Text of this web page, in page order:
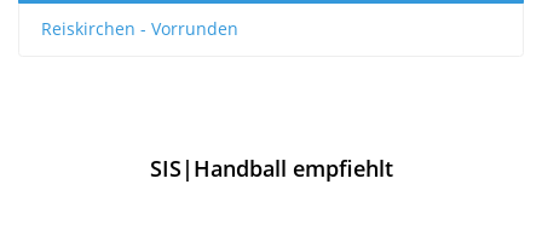
Reiskirchen - Vorrunden
SIS|Handball empfiehlt